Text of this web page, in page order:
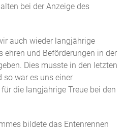
bei der Anzeige des
auch wieder langjährige
ehren und Beförderungen in der
Dies musste in den letzten
so war es uns einer
die langjährige Treue bei den
bildete das Entenrennen